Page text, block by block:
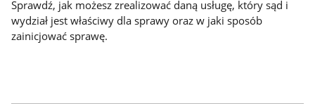
Sprawdź, jak możesz zrealizować daną usługę, który sąd i
wydział jest właściwy dla sprawy oraz w jaki sposób
zainicjować sprawę.